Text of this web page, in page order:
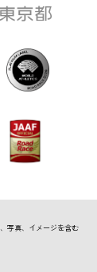
写真、イメージを含む